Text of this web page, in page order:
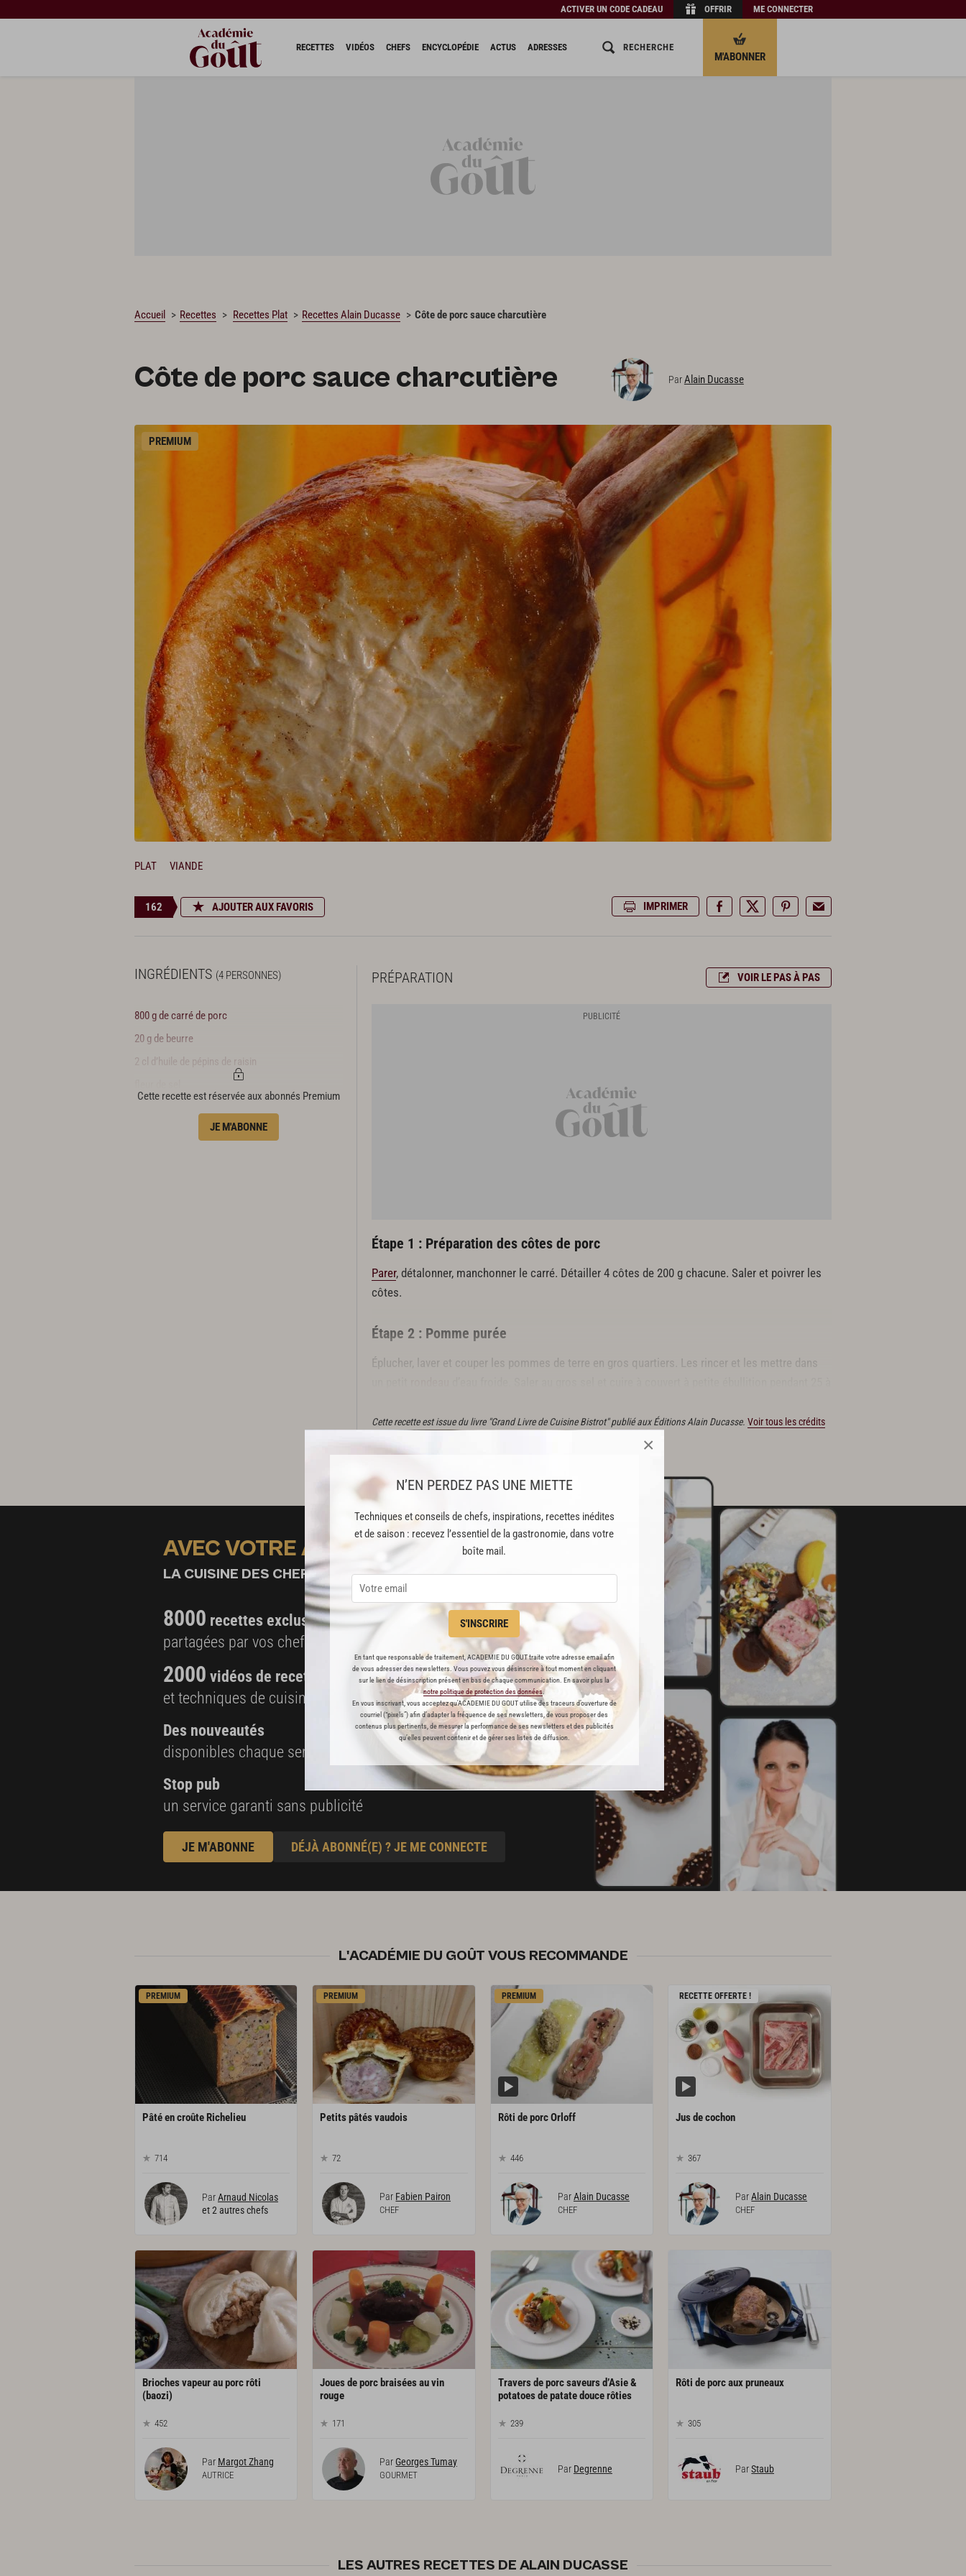
N’EN PERDEZ PAS UNE MIETTE
Techniques et conseils de chefs, inspirations, recettes inédites
et de saison : recevez l’essentiel de la gastronomie, dans votre
boîte mail.
S'INSCRIRE
En tant que responsable de traitement, ACADEMIE DU GOUT traite votre adresse email afin
de vous adresser des newsletters. Vous pouvez vous désinscrire à tout moment en cliquant
sur le lien de désinscription présent en bas de chaque communication. En savoir plus la
notre politique de protection des données.
En vous inscrivant, vous acceptez qu'ACADEMIE DU GOUT utilise des traceurs d’ouverture de
courriel (“pixels”) afin d’adapter la fréquence de ses newsletters, de vous proposer des
contenus plus pertinents, de mesurer la performance de ses newsletters et des publicités
qu’elles peuvent contenir et de gérer ses listes de diffusion.
×
ACTIVER UN CODE CADEAU OFFRIR ME CONNECTER
RECETTES VIDÉOS CHEFS ENCYCLOPÉDIE ACTUS ADRESSES RECHERCHE
M'ABONNER
Accueil Recettes Recettes Plat Recettes Alain Ducasse Côte de porc sauce charcutière
Côte de porc sauce charcutière ParAlain Ducasse
PREMIUM
PLAT VIANDE
162 AJOUTER AUX FAVORIS IMPRIMER
INGRÉDIENTS (4 PERSONNES)
800 g de carré de porc
20 g de beurre
2 cl d’huile de pépins de raisin
Pomme purée
Cette recette est réservée aux abonnés Premium
JE M'ABONNE
PRÉPARATION VOIR LE PAS À PAS
Étape 1 : Préparation des côtes de porc
Parer, détalonner, manchonner le carré. Détailler 4 côtes de 200 g chacune. Saler et poivrer les
côtes.
Étape 2 : Pomme purée
Éplucher, laver et couper les pommes de terre en gros quartiers. Les rincer et les mettre dans
Cette recette est issue du livre "Grand Livre de Cuisine Bistrot" publié aux Éditions Alain Ducasse. Voir tous les crédits
AVEC VOTRE ABONNEMENT PREMIUM
LA CUISINE DES CHEFS, ENFIN ACCESSIBLE !
8000 recettes exclusives
partagées par vos chefs préférés
2000 vidéos de recettes
et techniques de cuisine et pâtisserie
Des nouveautés
disponibles chaque semaine
Stop pub
un service garanti sans publicité
JE M'ABONNE DÉJÀ ABONNÉ(E) ? JE ME CONNECTE
L'ACADÉMIE DU GOÛT VOUS RECOMMANDE
PREMIUM
Pâtéencroûte Richelieu
714
ParArnaud Nicolas
et 2 autres chefs
PREMIUM
Petitspâtésvaudois
72
Par Fabien Pairon
CHEF
PREMIUM
Rôti deporcOrloff
446
ParAlain Ducasse
CHEF
RECETTE OFFERTE !
Jusdecochon
367
ParAlain Ducasse
CHEF
Brioches vapeur au porc rôti
(baozi)
452
Par Margot Zhang
AUTRICE
Joues de porc braisées au vin
rouge
171
ParGeorges Tumay
GOURMET
Travers de porc saveurs d’Asie &
potatoes de patate douce rôties
239
Par Degrenne
Rôti deporcauxpruneaux
305
ParStaub
LES AUTRES RECETTES DE ALAIN DUCASSE
CHARGEMENT…